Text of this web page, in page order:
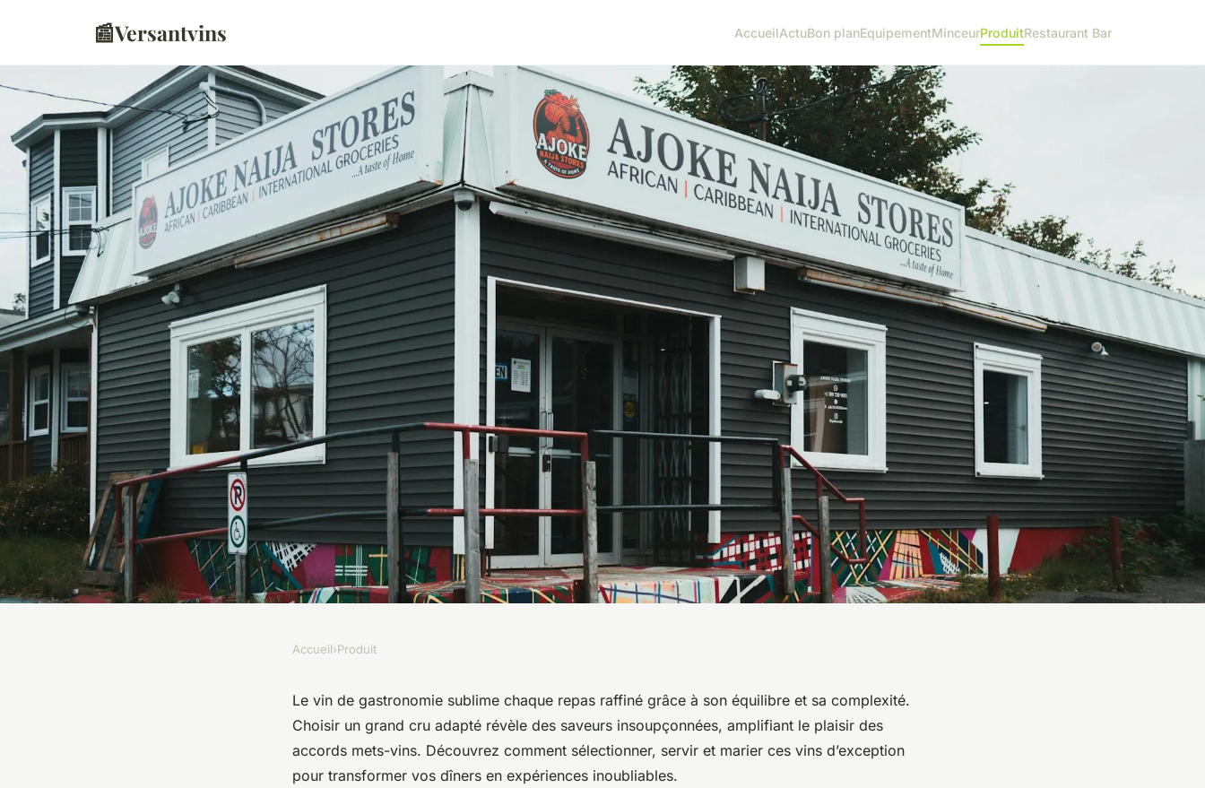
📰Versantvins AccueilActuBon planEquipementMinceurProduitRestaurant Bar
Vin de gastronomie : découvrez l'art
des accords parfaits
Accueil›Produit
Le vin de gastronomie sublime chaque repas raffiné grâce à son équilibre et sa complexité.
Choisir un grand cru adapté révèle des saveurs insoupçonnées, amplifiant le plaisir des
accords mets-vins. Découvrez comment sélectionner, servir et marier ces vins d’exception
pour transformer vos dîners en expériences inoubliables.